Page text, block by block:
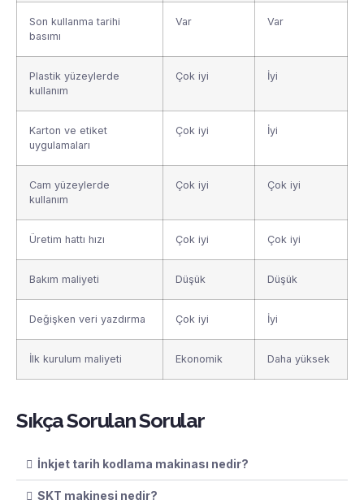
Son kullanma tarihi
basımı
Var Var
Plastik yüzeylerde
kullanım
Çok iyi İyi
Karton ve etiket
uygulamaları
Çok iyi İyi
Cam yüzeylerde
kullanım
Çok iyi Çok iyi
Üretim hattı hızı Çok iyi Çok iyi
Bakım maliyeti Düşük Düşük
Değişken veri yazdırma Çok iyi İyi
İlk kurulum maliyeti Ekonomik Daha yüksek
Sıkça Sorulan Sorular
İnkjet tarih kodlama makinası nedir?
SKT makinesi nedir?